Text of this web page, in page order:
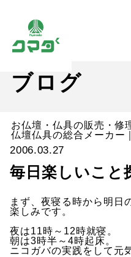
ブログ
お仏壇・仏具の販売・修
仏壇仏具の総合メーカー
2006.03.27
毎日楽しいこと
まず、夜寝る時から明日
楽しみです。
夜は11時～12時就寝。
朝は3時半～4時起床。
ニコガバの実践をして元